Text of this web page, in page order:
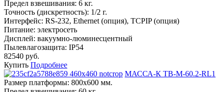
Предел взвешивания: 6 кг.
Точность (дискретность): 1/2 г.
Интерфейс: RS-232, Ethernet (опция), TCPIP (опция)
Питание: электросеть
Дисплей: вакуумно-люминесцентный
Пылевлагозащита: IP54
82540 руб.
Купить Подробнее
МАССА-К ТВ-M-60.2-RL1
Размер платформы: 800х600 мм.